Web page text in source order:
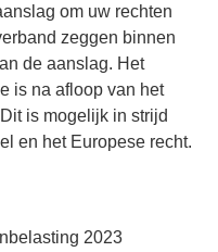
om uw rechten
zeggen binnen
de aanslag. Het
is na afloop van het
is mogelijk in strijd
en het Europese recht.
2023